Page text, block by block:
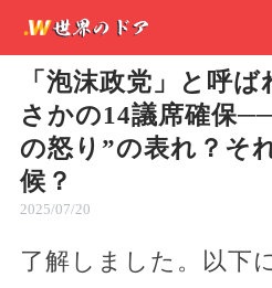
「泡沫政党」と呼
さかの14議席確保
の怒り”の表れ？そ
候？
2025/07/20
了解しました。以下